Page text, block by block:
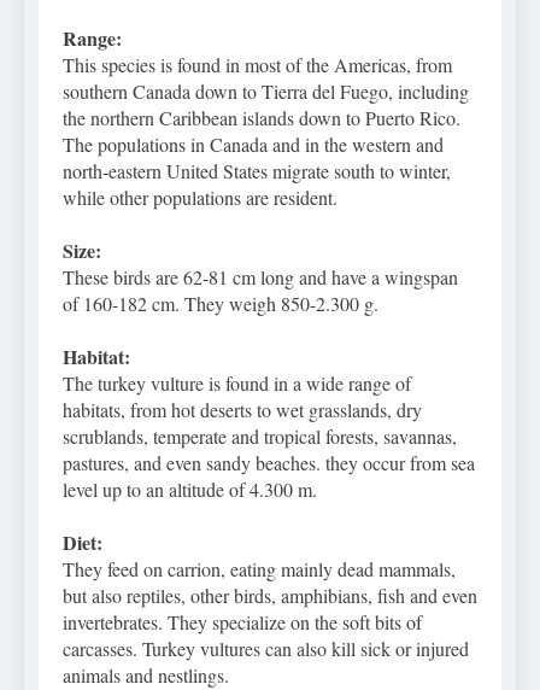
Range:
This species is found in most of the Americas, from
southern Canada down to Tierra del Fuego, including
the northern Caribbean islands down to Puerto Rico.
The populations in Canada and in the western and
north-eastern United States migrate south to winter,
while other populations are resident.
Size:
These birds are 62-81 cm long and have a wingspan
of 160-182 cm. They weigh 850-2.300 g.
Habitat:
The turkey vulture is found in a wide range of
habitats, from hot deserts to wet grasslands, dry
scrublands, temperate and tropical forests, savannas,
pastures, and even sandy beaches. they occur from sea
level up to an altitude of 4.300 m.
Diet:
They feed on carrion, eating mainly dead mammals,
but also reptiles, other birds, amphibians, fish and even
invertebrates. They specialize on the soft bits of
carcasses. Turkey vultures can also kill sick or injured
animals and nestlings.